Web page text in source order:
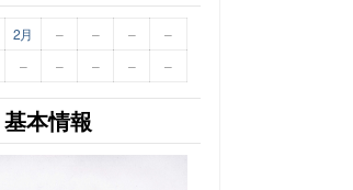
2月 – – –
–
– – – – –
基本情報